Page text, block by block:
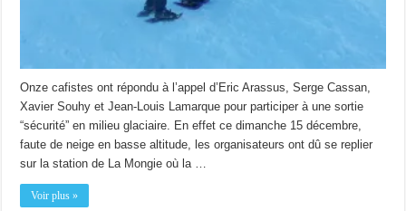
Onze cafistes ont répondu à l’appel d’Eric Arassus, Serge Cassan,
Xavier Souhy et Jean-Louis Lamarque pour participer à une sortie
“sécurité” en milieu glaciaire. En effet ce dimanche 15 décembre,
faute de neige en basse altitude, les organisateurs ont dû se replier
sur la station de La Mongie où la …
Voir plus »